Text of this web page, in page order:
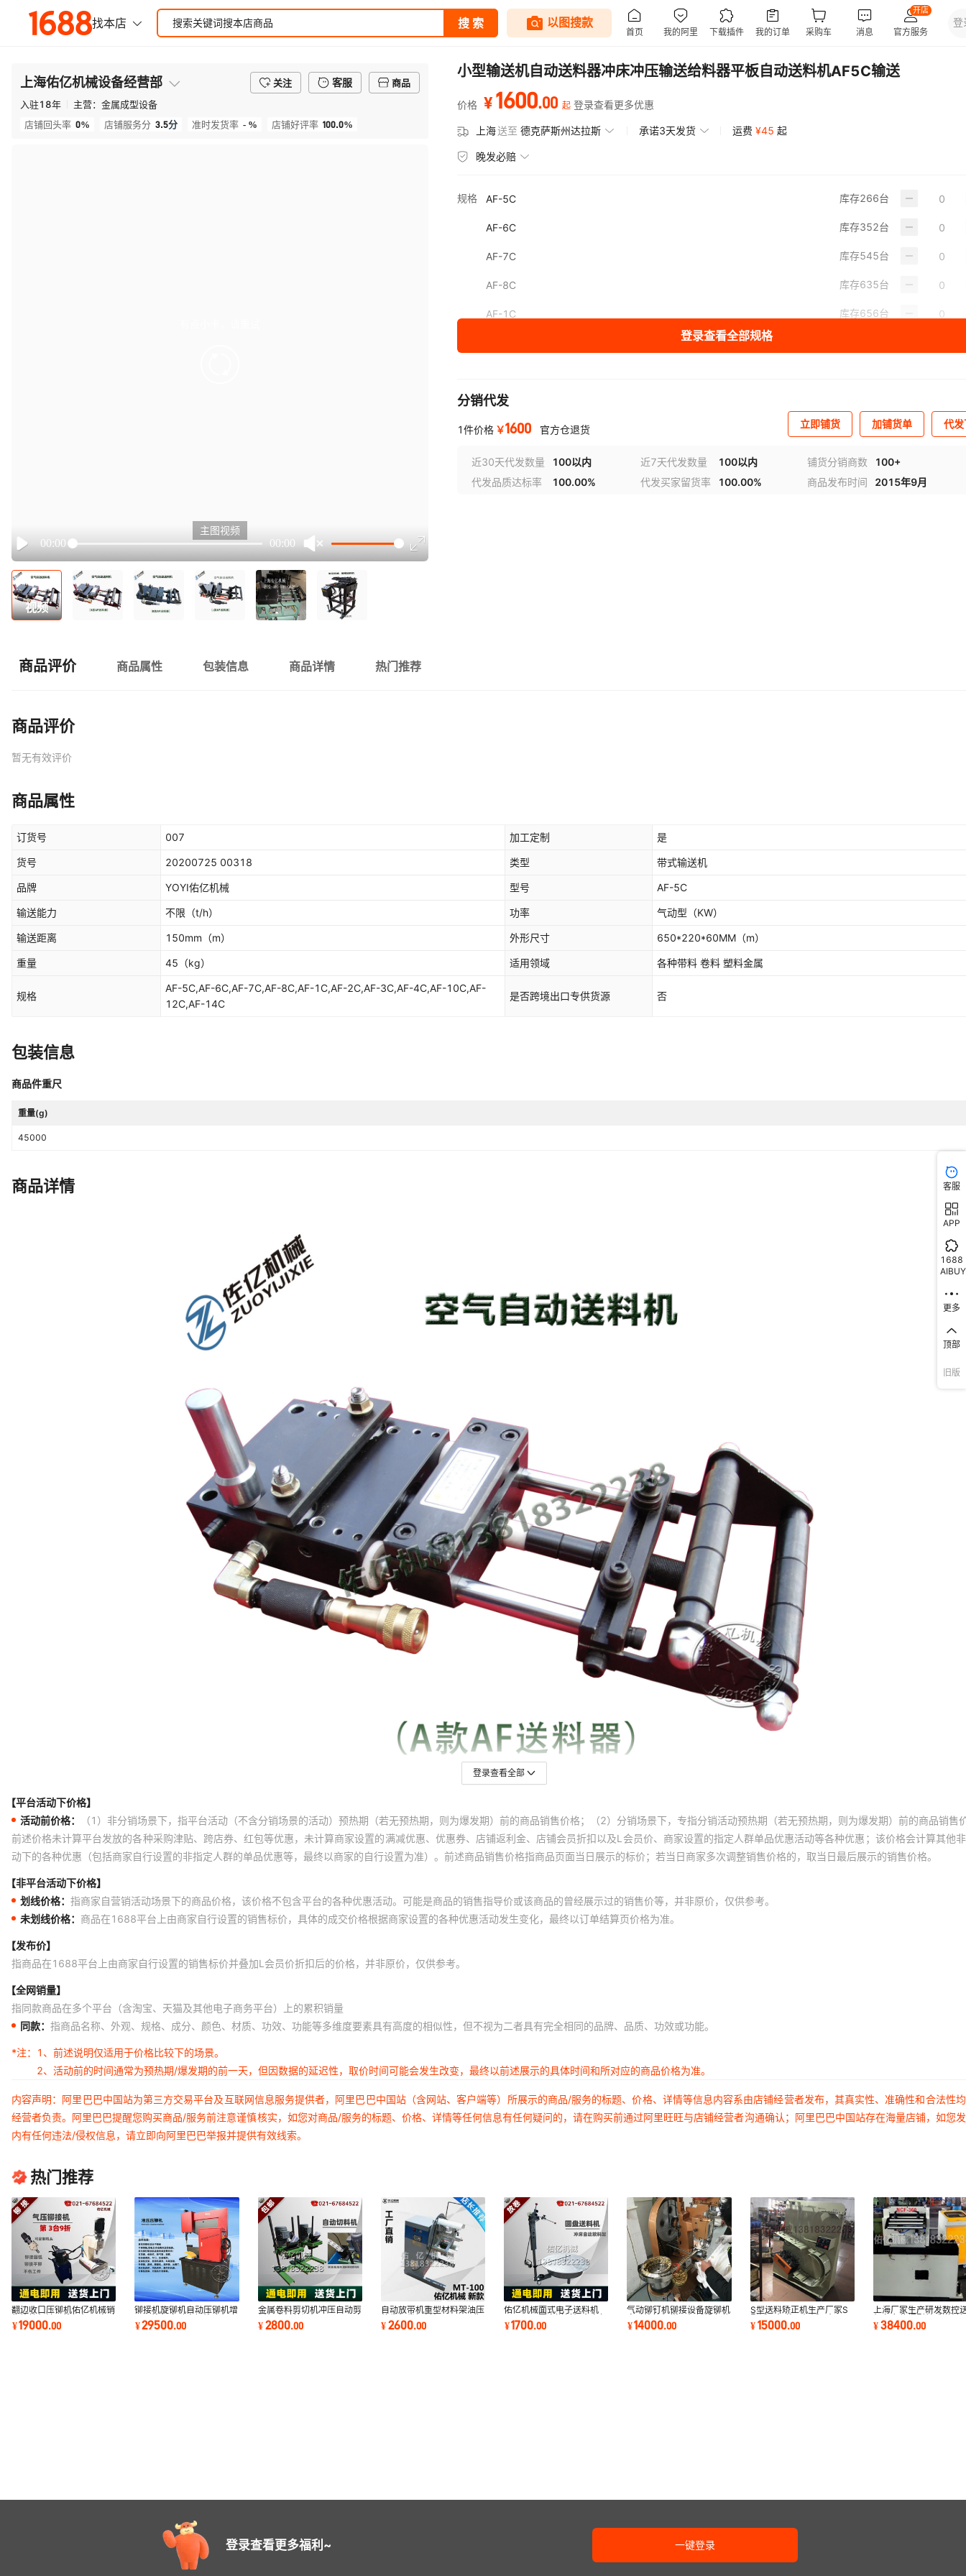
上海佑亿机械设备经营部 关注 客服
商品
入驻18年 主营： 金属成型设备
店铺回头率 0% 店铺服务分 3.5分 准时发货率 - % 店铺好评率 100.0%
Play
00:00 00:00
主图视频
视频
小型输送机自动送料器冲床冲压输送给料器平板自动送料机AF5C输送
价格 ¥1600.00 起 登录查看更多优惠
上海送至 德克萨斯州达拉斯 承诺3天发货 运费 ¥45 起
晚发必赔
规格 AF-5C 库存266台
AF-6C 库存352台
AF-7C 库存545台
AF-8C 库存635台
AF-1C 库存656台
AF-4C
AF-10C 库存 366台
AF-12C 库存656台
AF-14C 库存545台
登录查看全部规格
分销代发
1件价格 ￥1600 官方仓退货 立即铺货 加铺货单 代
近30天代发数量 100以内 近7天代发数量 100以内 铺货分销商数
100+
代发品质达标率
100.00% 代发买家留货率 100.00% 商品发布时间 2015年9月
商品评价 商品属性 包装信息 商品详情 热门推荐
商品评价
暂无有效评价
商品属性
订货号 007 加工定制 是
货号 20200725 00318 类型 带式输送机
品牌 YOYI佑亿机械 型号 AF-5C
输送能力 不限 （t/h） 功率 气动型 （KW）
输送距离 150mm （m） 外形尺寸 650*220*60MM （m）
重量 45 （kg） 适用领域 各种带料 卷料 塑料金属
规格
AF-5C,AF-6C,AF-7C,AF-8C,AF-1C,AF-2C,AF-3C,AF-4C,AF-10C,AF-
12C,AF-14C
是否跨境出口专供货源 否
包装信息
商品件重尺
重量(g)
45000
商品详情
登录查看全部
【平台活动下价格】
活动前价格：
（1）非分销场景下，指平台活动（不含分销场景的活动）预热期（若无预热期，则为爆发期）前的商品销售价格；（2）分销场景下，专指分销活动预热期（若无预热期，则为爆发期）前的商品销售
前述价格未计算平台发放的各种采购津贴、跨店券、红包等优惠，未计算商家设置的满减优惠、优惠券、店铺返利金、店铺会员折扣以及L会员价、商家设置的指定人群单品优惠活动等各种优惠；该价格会计算其他
动下的各种优惠（包括商家自行设置的非指定人群的单品优惠等，最终以商家的自行设置为准）。前述商品销售价格指商品页面当日展示的标价；若当日商家多次调整销售价格的，取当日最后展示的销售价格。
【非平台活动下价格】
划线价格： 指商家自营销活动场景下的商品价格，该价格不包含平台的各种优惠活动。可能是商品的销售指导价或该商品的曾经展示过的销售价等，并非原价，仅供参考。
未划线价格： 商品在1688平台上由商家自行设置的销售标价，具体的成交价格根据商家设置的各种优惠活动发生变化，最终以订单结算页价格为准。
【发布价】
指商品在1688平台上由商家自行设置的销售标价并叠加L会员价折扣后的价格，并非原价，仅供参考。
【全网销量】
指同款商品在多个平台（含淘宝、天猫及其他电子商务平台）上的累积销量
同款： 指商品名称、外观、规格、成分、颜色、材质、功效、功能等多维度要素具有高度的相似性，但不视为二者具有完全相同的品牌、品质、功效或功能。
*注：
1、前述说明仅适用于价格比较下的场景。
2、活动前的时间通常为预热期/爆发期的前一天，但因数据的延迟性，取价时间可能会发生改变，最终以前述展示的具体时间和所对应的商品价格为准。
内容声明：阿里巴巴中国站为第三方交易平台及互联网信息服务提供者，阿里巴巴中国站（含网站、客户端等）所展示的商品/服务的标题、价格、详情等信息内容系由店铺经营者发布，其真实性、准确性和合法性
经营者负责。阿里巴巴提醒您购买商品/服务前注意谨慎核实，如您对商品/服务的标题、价格、详情等任何信息有任何疑问的，请在购买前通过阿里旺旺与店铺经营者沟通确认；阿里巴巴中国站存在海量店铺，如您
内有任何违法/侵权信息，请立即向阿里巴巴举报并提供有效线索。
热门推荐
翻边收口压铆机佑亿机械销
售铆接机油压铆钉机双头对
铆非标铆钉机
¥19000.00
铆接机旋铆机自动压铆机增
压压铆机自动出钉铆合机上
下出钉铆接机
¥29500.00
金属卷料剪切机冲压自动剪
板机废料剪切机SUL100冲
压件废料切断机
¥2800.00
自动放带机重型材料架油压
放卷机卷钢料架MT200收
卷收料机输送机
¥2600.00
佑亿机械面式电子送料机
FU1000圆盘送料机含変频
调速材料架感应式
¥1700.00
气动铆钉机铆接设备旋铆机
自动铆接机样品机械设备佑
亿上海市铆钉
¥14000.00
S型送料矫正机生产厂家S
型矫正机整平机矫正机开平
机材料架整平机
¥15000.00
上海厂家生产研发数控
机左右偏摆型前后送料
可调输送机卷
¥38400.00
登录查看更多福利~ 一键登录
客服
APP
1688
AIBUY
更多
顶部
旧版